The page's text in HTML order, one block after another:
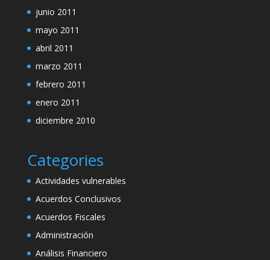
junio 2011
mayo 2011
abril 2011
marzo 2011
febrero 2011
enero 2011
diciembre 2010
Categories
Actividades vulnerables
Acuerdos Conclusivos
Acuerdos Fiscales
Administración
Análisis Financiero